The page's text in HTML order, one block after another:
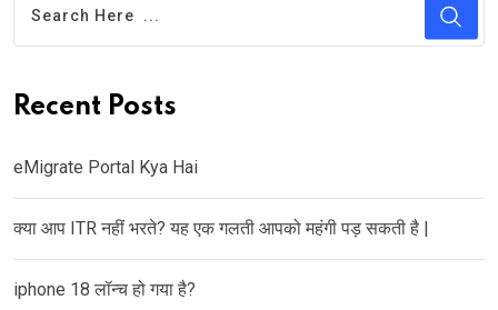
Recent Posts
eMigrate Portal Kya Hai
क्या आप ITR नहीं भरते? यह एक गलती आपको महंगी पड़ सकती है |
iphone 18 लॉन्च हो गया है?